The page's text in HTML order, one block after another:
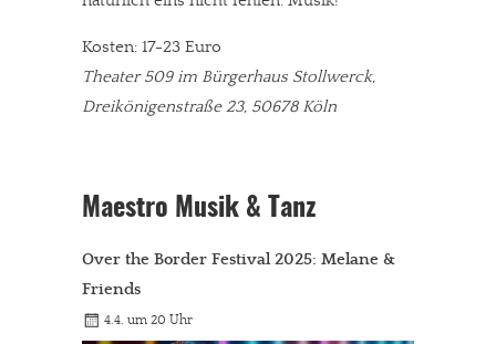
Kosten: 17-23 Euro
Theater 509 im Bürgerhaus Stollwerck,
Dreikönigenstraße 23, 50678 Köln
Maestro Musik & Tanz
Over the Border Festival 2025: Melane &
Friends
4.4. um 20 Uhr